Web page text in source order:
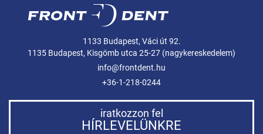
1133 Budapest, Váci út 92.
1135 Budapest, Kisgömb utca 25-27 (nagykereskedelem)
info@frontdent.hu
+36-1-218-0244
iratkozzon fel
HÍRLEVELÜNKRE